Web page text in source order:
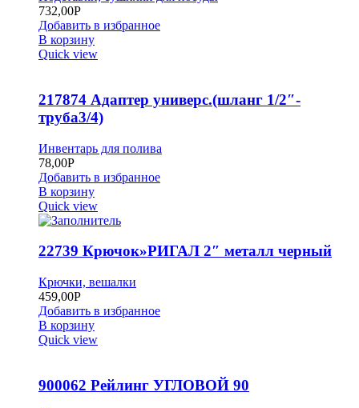
732,00Р
Добавить в избранное
В корзину
Quick view
217874 Адаптер универс.(шланг 1/2″-
труба3/4)
Инвентарь для полива
78,00Р
Добавить в избранное
В корзину
Quick view
22739 Крючок»РИГАЛ 2″ металл черный
Крючки, вешалки
459,00Р
Добавить в избранное
В корзину
Quick view
900062 Рейлинг УГЛОВОЙ 90